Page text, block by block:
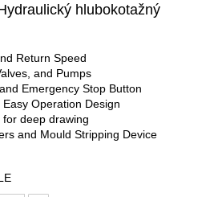
hlubokotažný
Return Speed
and Pumps
Emergency Stop Button
Operation Design
deep drawing
and Mould Stripping Device